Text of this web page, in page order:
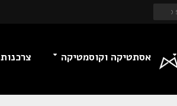
אסתטיקה וקוסמטיקה צרכנות